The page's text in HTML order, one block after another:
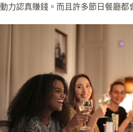
動力認真賺錢。而且許多節日餐廳都